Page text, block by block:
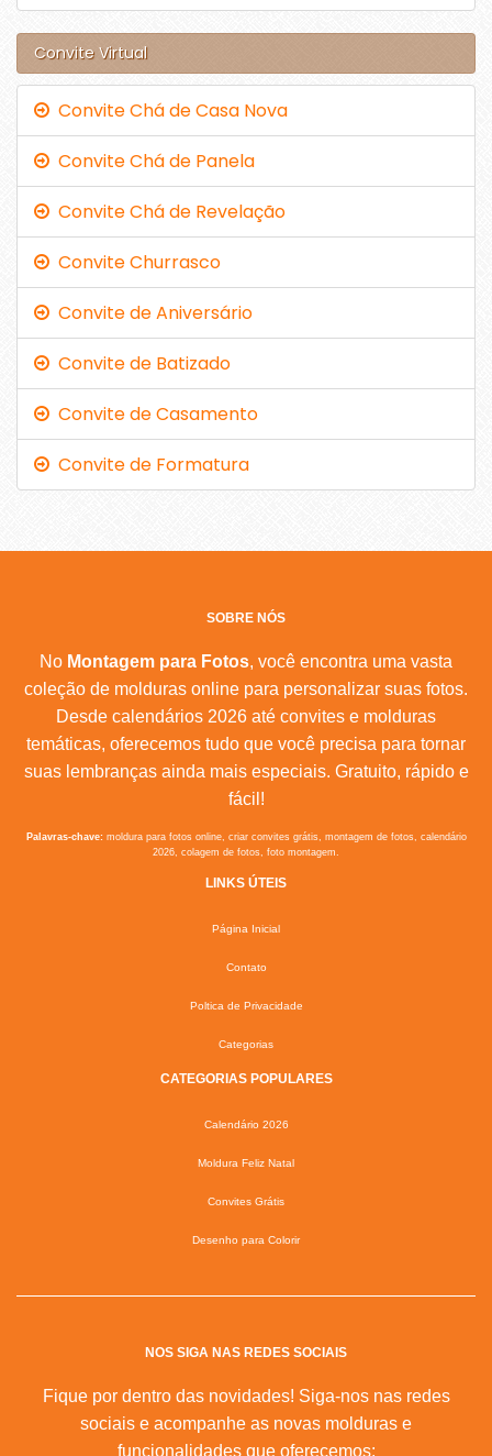
Convite Virtual
Convite Chá de Casa Nova
Convite Chá de Panela
Convite Chá de Revelação
Convite Churrasco
Convite de Aniversário
Convite de Batizado
Convite de Casamento
Convite de Formatura
SOBRE NÓS
No Montagem para Fotos, você encontra uma vasta
coleção de molduras online para personalizar suas fotos.
Desde calendários 2026 até convites e molduras
temáticas, oferecemos tudo que você precisa para tornar
suas lembranças ainda mais especiais. Gratuito, rápido e
fácil!
Palavras-chave:moldura para fotos online, criar convites grátis, montagem de fotos, calendário
2026, colagem de fotos, foto montagem.
LINKS ÚTEIS
Página Inicial
Contato
Poltica de Privacidade
Categorias
CATEGORIAS POPULARES
Calendário 2026
Moldura Feliz Natal
Convites Grátis
Desenho para Colorir
NOS SIGA NAS REDES SOCIAIS
Fique por dentro das novidades! Siga-nos nas redes
sociais e acompanhe as novas molduras e
funcionalidades que oferecemos: